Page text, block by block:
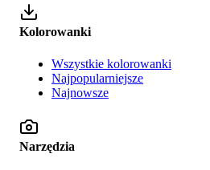
Kolorowanki
Wszystkie kolorowanki
Najpopularniejsze
Najnowsze
Narzędzia